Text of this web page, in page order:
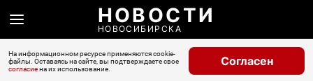
НОВОСТИ
НОВОСИБИРСКА
На информационном ресурсе применяются cookie-
файлы. Оставаясь на сайте, вы подтверждаете свое
согласиена их использование.
Согласен